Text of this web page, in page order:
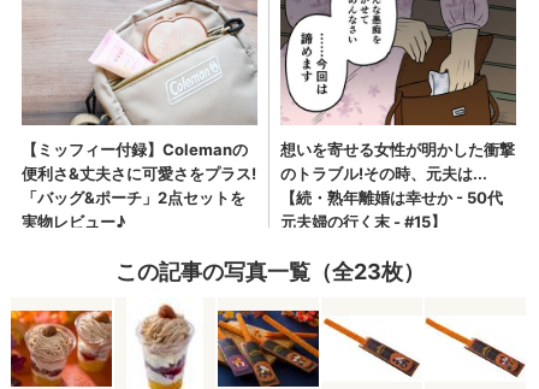
この記事の写真一覧（全23枚）